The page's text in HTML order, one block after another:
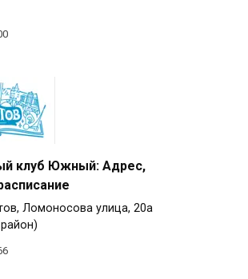
клуб Южный: Адрес,
Ломоносова улица, 20а